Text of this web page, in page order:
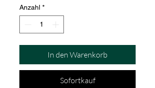
Anzahl *
In den Warenkorb
Sofortkauf